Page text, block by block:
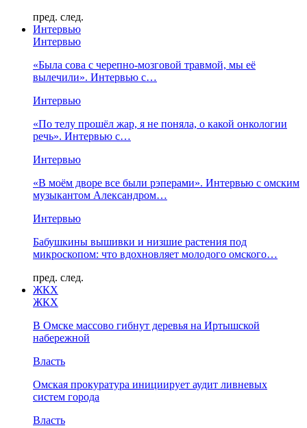
пред. след.
Интервью
Интервью
«Была сова с черепно-мозговой травмой, мы её
вылечили». Интервью с…
Интервью
«По телу прошёл жар, я не поняла, о какой онкологии
речь». Интервью с…
Интервью
«В моём дворе все были рэперами». Интервью с омским
музыкантом Александром…
Интервью
Бабушкины вышивки и низшие растения под
микроскопом: что вдохновляет молодого омского…
пред. след.
ЖКХ
ЖКХ
В Омске массово гибнут деревья на Иртышской
набережной
Власть
Омская прокуратура инициирует аудит ливневых
систем города
Власть